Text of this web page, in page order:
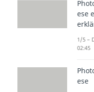
dann
oder
auf
ese
1/5 –
02:45
ese